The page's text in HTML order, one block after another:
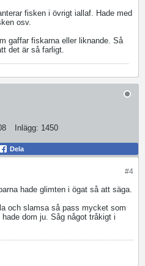
fisken i övrigt iallaf. Hade med
osv.
gaffar fiskarna eller liknande. Så
det är så farligt.
Inlägg: 1450
Dela
#4
hade glimten i ögat så att säga.
och slamsa så pass mycket som
dom ju. Såg något tråkigt i